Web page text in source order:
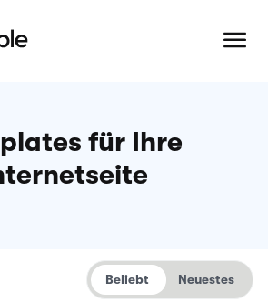
für Ihre
Beliebt Neuestes